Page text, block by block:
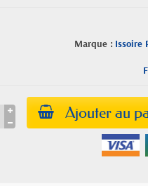
Marque : Issoire
Ajouter au